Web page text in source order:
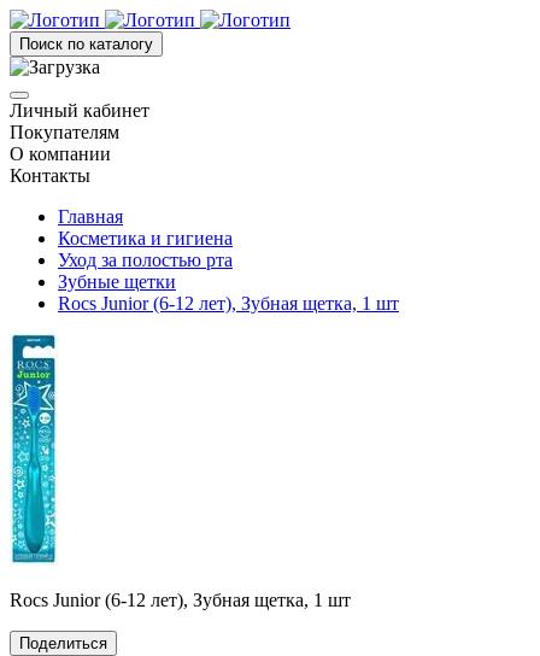
Поиск по каталогу
Личный кабинет
Покупателям
О компании
Контакты
Главная
Косметика и гигиена
Уход за полостью рта
Зубные щетки
Rocs Junior (6-12 лет), Зубная щетка, 1 шт
Rocs Junior (6-12 лет), Зубная щетка, 1 шт
Поделиться